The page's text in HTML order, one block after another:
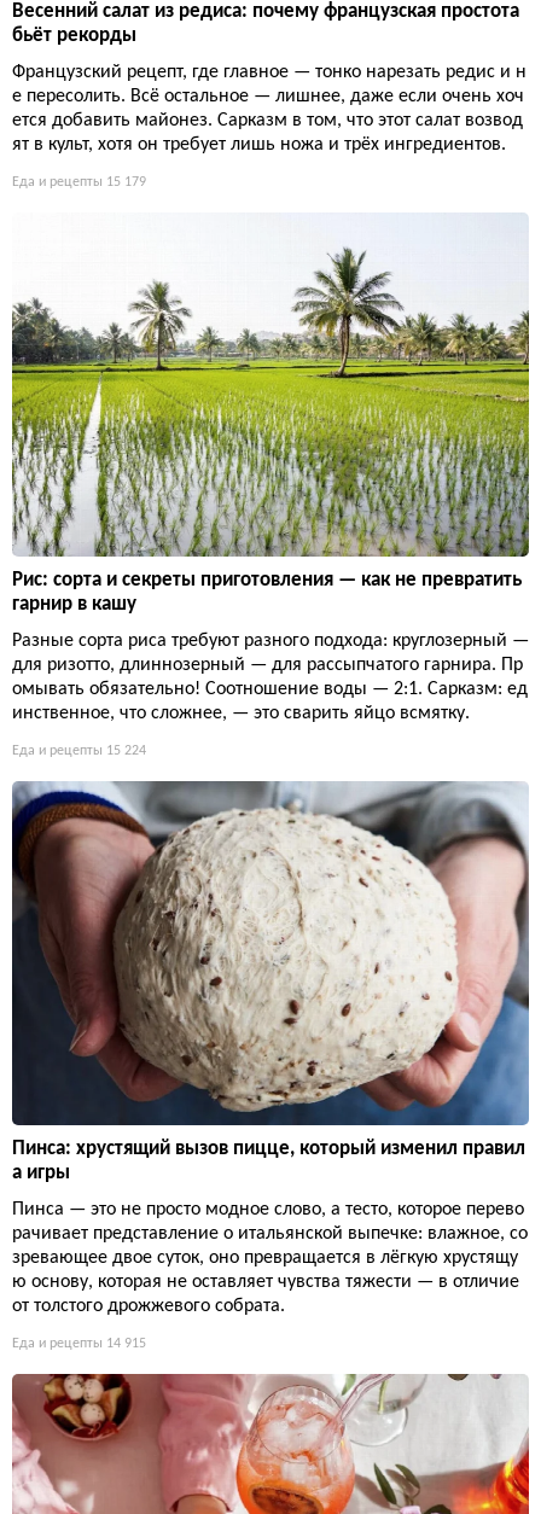
Весенний салат из редиса: почему французская простота
бьёт рекорды
Французский рецепт, где главное — тонко нарезать редис и н
е пересолить. Всё остальное — лишнее, даже если очень хоч
ется добавить майонез. Сарказм в том, что этот салат возвод
ят в культ, хотя он требует лишь ножа и трёх ингредиентов.
Еда и рецепты 15 179
Рис: сорта и секреты приготовления — как не превратить
гарнир в кашу
Разные сорта риса требуют разного подхода: круглозерный —
для ризотто, длиннозерный — для рассыпчатого гарнира. Пр
омывать обязательно! Соотношение воды — 2:1. Сарказм: ед
инственное, что сложнее, — это сварить яйцо всмятку.
Еда и рецепты 15 224
Пинса: хрустящий вызов пицце, который изменил правил
а игры
Пинса — это не просто модное слово, а тесто, которое перево
рачивает представление о итальянской выпечке: влажное, со
зревающее двое суток, оно превращается в лёгкую хрустящу
ю основу, которая не оставляет чувства тяжести — в отличие
от толстого дрожжевого собрата.
Еда и рецепты 14 915